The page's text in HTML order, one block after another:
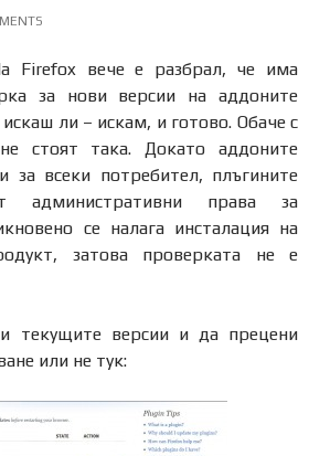
Firefox вече е разбрал, че има
за нови версии на аддоните
ли – искам, и готово. Обаче с
стоят така. Докато аддоните
за всеки потребител, плъгините
административни права за
се налага инсталация на
затова проверката не е
текущите версии и да прецени
или не тук: